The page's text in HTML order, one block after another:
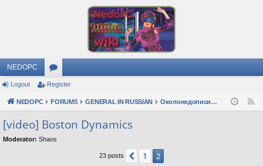
NEDOPC
or
u
s
Logout Register
NEDOPC FORUMS GENERAL IN RUSSIAN Околонедописишности
[video] Boston Dynamics
Moderator: Shaos
23 posts Previous
1 2